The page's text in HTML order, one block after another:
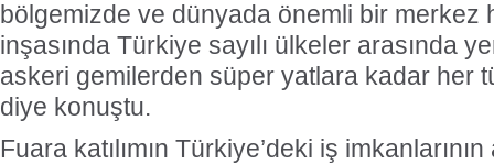
bölgemizde ve dünyada önemli bir merkez
inşasında Türkiye sayılı ülkeler arasında
askeri gemilerden süper yatlara kadar her
diye konuştu.
Fuara katılımın Türkiye’deki iş imkanlarının